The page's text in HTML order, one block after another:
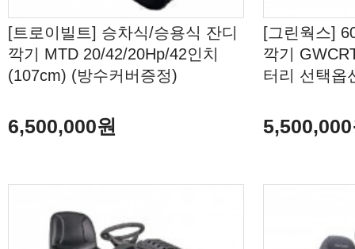
[트로이빌트] 승차식/승용식 잔디
깍기 MTD 20/42/20Hp/42인치
(107cm) (방수커버증정)
6,500,000원
[그린웍스]
깍기
터리 선택옵